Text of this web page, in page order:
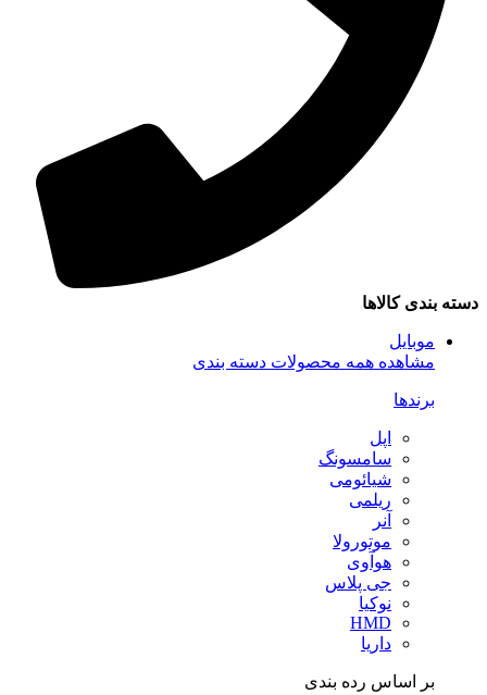
دسته بندی کالاها
موبایل
مشاهده همه محصولات دسته بندی
برندها
اپل
سامسونگ
شیائومی
ریلمی
آنر
موتورولا
هوآوی
جی پلاس
نوکیا
HMD
داریا
بر اساس رده بندی